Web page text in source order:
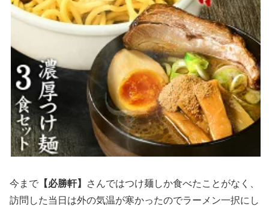
今まで 【必勝軒】
さんではつけ麺しか食べたことがなく、
訪問した当日は外の気温が寒かったのでラーメン一択にし